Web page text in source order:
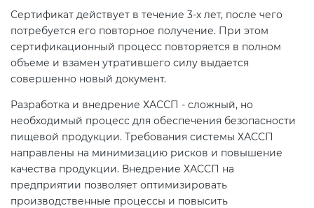
Сертификат действует в течение 3-х лет, после чего
потребуется его повторное получение. При этом
сертификационный процесс повторяется в полном
объеме и взамен утратившего силу выдается
совершенно новый документ.
Разработка и внедрение ХАССП - сложный, но
необходимый процесс для обеспечения безопасности
пищевой продукции. Требования системы ХАССП
направлены на минимизацию рисков и повышение
качества продукции. Внедрение ХАССП на
предприятии позволяет оптимизировать
производственные процессы и повысить